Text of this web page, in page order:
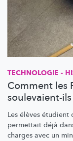
TECHNOLOGIE -
Comment les
soulevaient-
Les élèves
permettait déjà
charges avec un